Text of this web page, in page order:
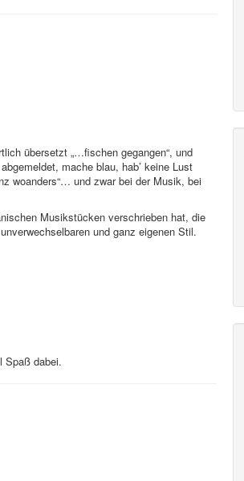
übersetzt „…fischen gegangen“, und
mache blau, hab’ keine Lust
woanders“… und zwar bei der Musik, bei
Musikstücken verschrieben hat, die
und ganz eigenen Stil.
Spaß dabei.